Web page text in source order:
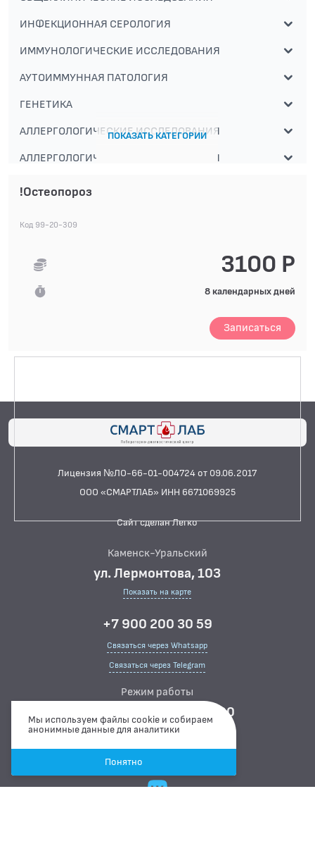
ИНФЕКЦИОННАЯ СЕРОЛОГИЯ
ИММУНОЛОГИЧЕСКИЕ ИССЛЕДОВАНИЯ
АУТОИММУННАЯ ПАТОЛОГИЯ
ГЕНЕТИКА
АЛЛЕРГОЛОГИЧЕСКИЕ ИССЛЕДОВАНИЯ
АЛЛЕРГОЛОГИЧЕСКИЕ ИССЛЕДОВАНИЯ
ИССЛЕДОВАНИЯ
БАКТЕРИОЛОГИЧЕСКИЕ ИССЛЕДОВАНИЯ
Костный метаболизм
Обследование печени
Обследование системы пищеварения
Сердечно-сосудистая система
ПОКАЗАТЬ КАТЕГОРИИ
!Остеопороз
Код 99-20-309
3100 Р
8 календарных дней
Записаться
Лицензия №ЛО-66-01-004724 от 09.06.2017
ООО «СМАРТЛАБ» ИНН 6671069925
Сайт сделан Легко
Каменск-Уральский
ул. Лермонтова, 103
Показать на карте
+7 900 200 30 59
Связаться через Whatsapp
Связаться через Telegram
Режим работы
ПН-ПТ
07:00 ··· 15:00
СБ
08:00 ··· 15:00
ВС
ВЫХОДНОЙ
Мы используем файлы cookie и собираем
анонимные данные для аналитики
Понятно